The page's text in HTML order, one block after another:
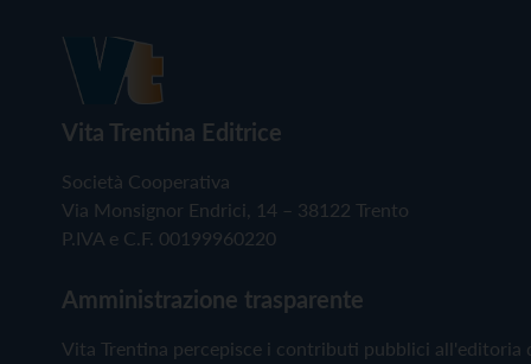
Vita Trentina Editrice
Società Cooperativa
Via Monsignor Endrici, 14 – 38122 Trento
P.IVA e C.F. 00199960220
Amministrazione trasparente
Vita Trentina percepisce i contributi pubblici all'editoria